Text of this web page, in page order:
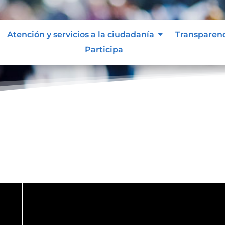
Atención y servicios a la ciudadanía
Participa